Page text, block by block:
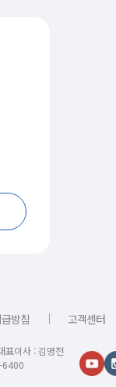
방침 ｜ 고객센터
이사 : 김명전
6400